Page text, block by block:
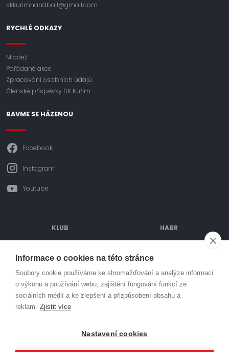
skkurimhandball@gmail.com
RYCHLÉ ODKAZY
Mládež
Pořádané akce
Zpracování osobních údajů
Členské příspěvky SK Kuřim
BAVME SE HÁZENOU
Facebook
Instagram
Youtube
KLUB
SPORTOVIŠTĚ
MLÁDEŽ
HABR
PARTNEŘI
© Házená Kuřim 2026. Všechna práva vyhrazena
Informace o cookies na této stránce
Soubory cookie používáme ke shromažďování a analýze informací
o výkonu a používání webu, zajištění fungování funkcí ze
sociálních médií a ke zlepšení a přizpůsobení obsahu a
reklam. Zjistit více
Nastavení cookies